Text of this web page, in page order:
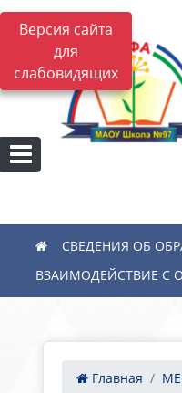
Версия сайта
для
слабовидящих
СВЕДЕНИЯ ОБ
ВЗАИМОДЕЙСТВИЕ С
Главная